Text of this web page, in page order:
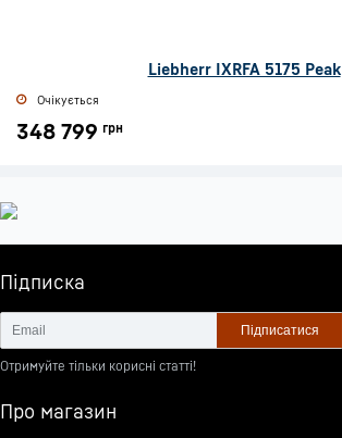
Liebherr IXRFA 5175 Peak
Очікується
348 799 грн
Підписка
Підписатися
Отримуйте тільки корисні статті!
Про магазин